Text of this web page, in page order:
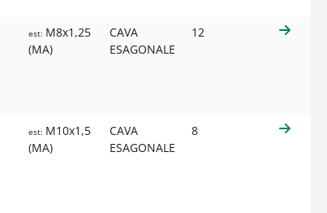
est: M8x1,25
(MA)
CAVA
ESAGONALE
12
est: M10x1,5
(MA)
CAVA
ESAGONALE
8